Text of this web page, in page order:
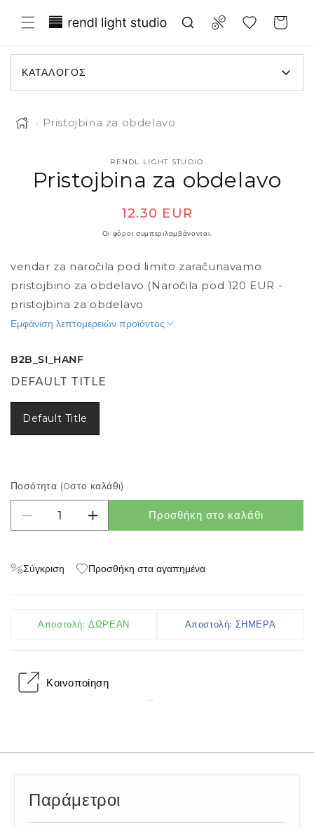
στο περιεχόμενο Compare
Translation missing: Καλάθι
ΚΑΤΆΛΟΓΟΣ
› Pristojbina za obdelavo
πληροφορίες προϊόντοςRENDL LIGHT STUDIO
Pristojbina za obdelavo
Κανονική τιμή
12.30 EUR
Οι φόροι συμπεριλαμβάνονται.
vendar za naročila pod limito zaračunavamo
pristojbino za obdelavo (Naročila pod 120 EUR -
pristojbina za obdelavo
Εμφάνιση λεπτομερειών προϊόντος
B2B_SI_HANF
DEFAULT TITLE
Default Title
Ποσότητα (0στο καλάθι)
Μείωση ποσότητας για Pristojbina za obdelavo
Αύξηση ποσότητας για Pristojbina za
Προσθήκη στο καλάθι
Σύγκριση Προσθήκη στα αγαπημένα
Αποστολή: ΔΩΡΕΑΝ Αποστολή: ΣΗΜΕΡΑ
Κοινοποίηση
Παράμετροι